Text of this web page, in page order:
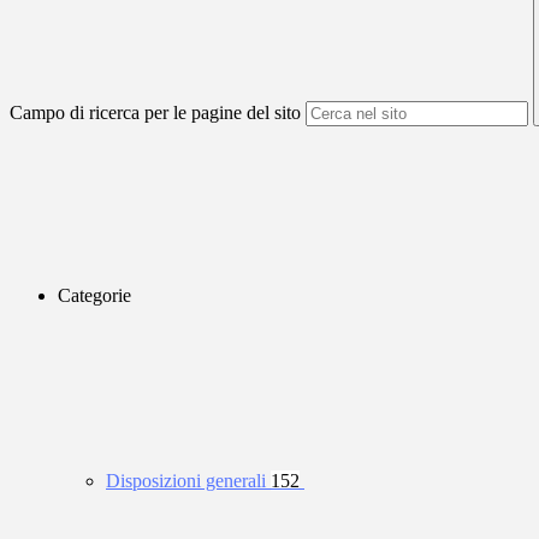
Campo di ricerca per le pagine del sito
Categorie
Disposizioni generali 152